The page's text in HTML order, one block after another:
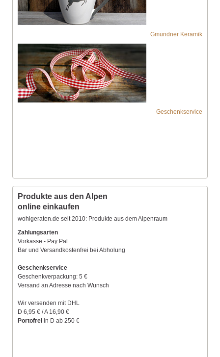
Gmundner Keramik
Geschenkservice
Produkte aus den Alpen
online einkaufen
wohlgeraten.de seit 2010: Produkte aus dem Alpenraum
Zahlungsarten
Vorkasse - Pay Pal
Bar und Versandkostenfrei bei Abholung
Geschenkservice
Geschenkverpackung: 5 €
Versand an Adresse nach Wunsch
Wir versenden mit DHL
D 6,95 € / A 16,90 €
Portofrei in D ab 250 €